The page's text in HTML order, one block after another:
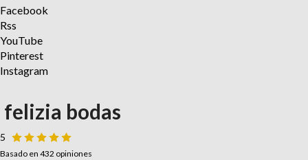
Facebook
Rss
YouTube
Pinterest
Instagram
felizia bodas
5
Basado en 432 opiniones